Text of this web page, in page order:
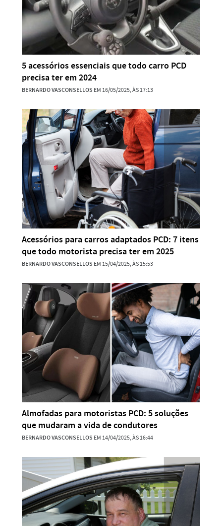
5 acessórios essenciais que todo carro PCD
precisa ter em 2024
BERNARDO VASCONSELLOS EM 16/05/2025, ÀS 17:13
Acessórios para carros adaptados PCD: 7 itens
que todo motorista precisa ter em 2025
BERNARDO VASCONSELLOS EM 15/04/2025, ÀS 15:53
Almofadas para motoristas PCD: 5 soluções
que mudaram a vida de condutores
BERNARDO VASCONSELLOS EM 14/04/2025, ÀS 16:44